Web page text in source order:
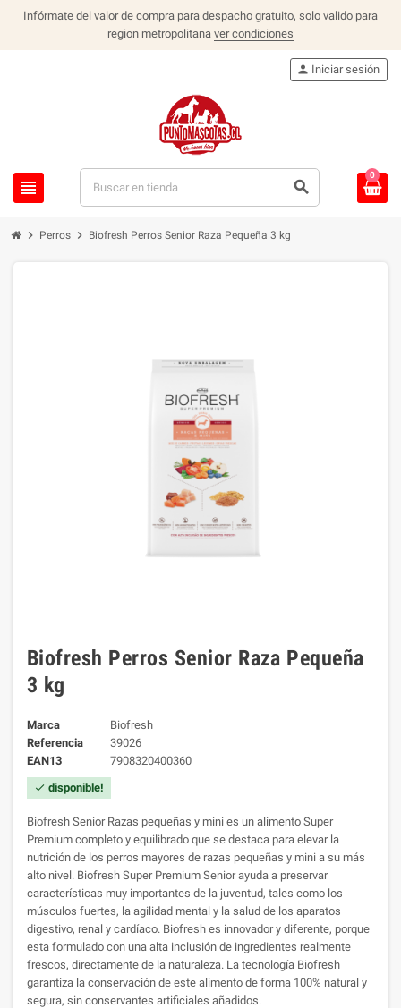
Infórmate del valor de compra para despacho gratuito, solo valido para
region metropolitana ver condiciones
view_headline search
person Iniciar sesión
0
chevron_right Perros chevron_right Biofresh Perros Senior Raza Pequeña 3 kg
Biofresh Perros Senior Raza Pequeña
3 kg
Marca
Biofresh
Referencia
39026
EAN13
7908320400360
check disponible!
Biofresh Senior Razas pequeñas y mini es un alimento Super
Premium completo y equilibrado que se destaca para elevar la
nutrición de los perros mayores de razas pequeñas y mini a su más
alto nivel. Biofresh Super Premium Senior ayuda a preservar
características muy importantes de la juventud, tales como los
músculos fuertes, la agilidad mental y la salud de los aparatos
digestivo, renal y cardíaco. Biofresh es innovador y diferente, porque
esta formulado con una alta inclusión de ingredientes realmente
frescos, directamente de la naturaleza. La tecnología Biofresh
garantiza la conservación de este alimento de forma 100% natural y
segura, sin conservantes artificiales añadidos.